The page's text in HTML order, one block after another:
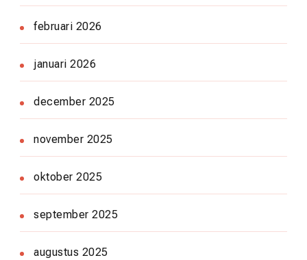
februari 2026
januari 2026
december 2025
november 2025
oktober 2025
september 2025
augustus 2025